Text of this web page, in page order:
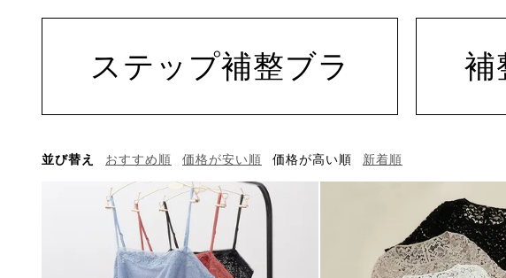
ステップ補整ブラ 補
並び替え おすすめ順 価格が安い順 価格が高い順 新着順